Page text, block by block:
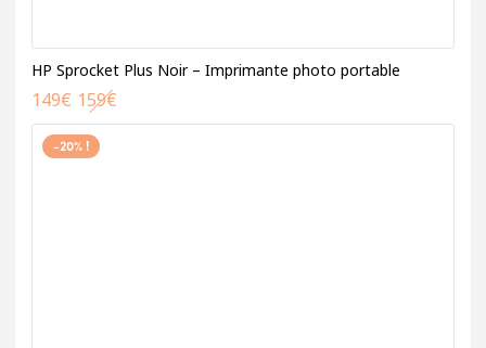
HP Sprocket Plus Noir – Imprimante photo portable
159€
149€
-20% !